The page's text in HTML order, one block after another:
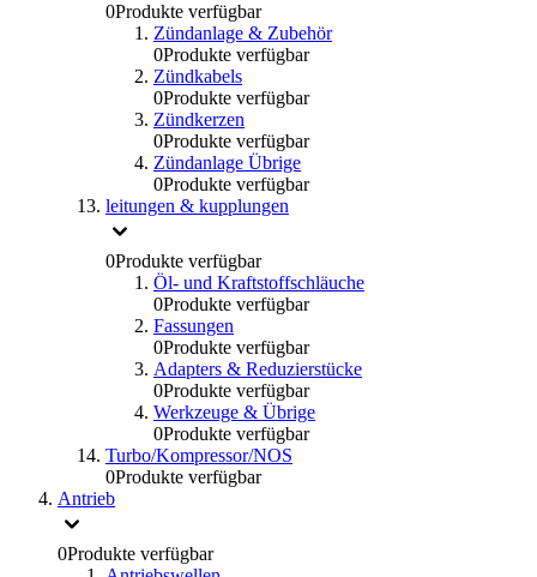
0Produkte verfügbar
Zündanlage & Zubehör
0Produkte verfügbar
Zündkabels
0Produkte verfügbar
Zündkerzen
0Produkte verfügbar
Zündanlage Übrige
0Produkte verfügbar
leitungen & kupplungen
0Produkte verfügbar
Öl- und Kraftstoffschläuche
0Produkte verfügbar
Fassungen
0Produkte verfügbar
Adapters & Reduzierstücke
0Produkte verfügbar
Werkzeuge & Übrige
0Produkte verfügbar
Turbo/Kompressor/NOS
0Produkte verfügbar
Antrieb
0Produkte verfügbar